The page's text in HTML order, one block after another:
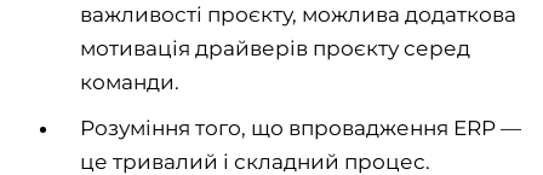
важливості проєкту, можлива додаткова
мотивація драйверів проєкту серед
команди.
Розуміння того, що впровадження ERP —
це тривалий і складний процес.